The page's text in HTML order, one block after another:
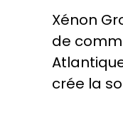
Xénon
de
crée la